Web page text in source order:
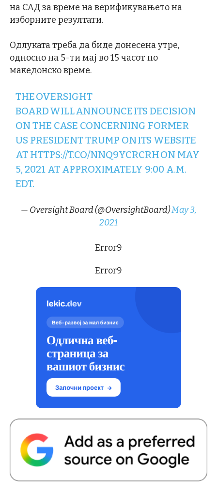
на САД за време на верификувањето на
изборните резултати.
Одлуката треба да биде донесена утре,
односно на 5-ти мај во 15 часот по
македонско време.
THE OVERSIGHT
BOARD WILL ANNOUNCE ITS DECISION
ON THE CASE CONCERNING FORMER
US PRESIDENT TRUMP ON ITS WEBSITE
AT HTTPS://T.CO/NNQ9YCRCRHON MAY
5, 2021 AT APPROXIMATELY 9:00 A.M.
EDT.
— Oversight Board (@OversightBoard)May 3,
2021
Error9
Error9